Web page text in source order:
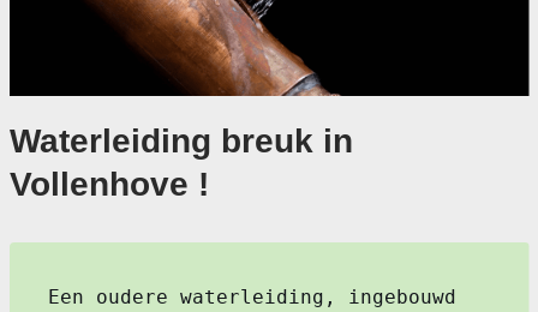
Waterleiding breuk in
Vollenhove !
Een oudere waterleiding, ingebouwd